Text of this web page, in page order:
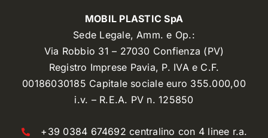
MOBIL PLASTIC SpA
Sede Legale, Amm. e Op.:
Via Robbio 31 – 27030 Confienza (PV)
Registro Imprese Pavia, P. IVA e C.F.
00186030185 Capitale sociale euro 355.000,00
i.v. – R.E.A. PV n. 125850
+39 0384 674692 centralino con 4 linee r.a.